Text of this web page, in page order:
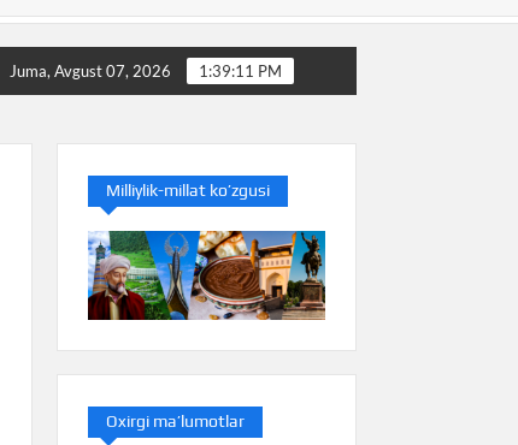
Baliq nimani anglatishini bilasizmi
Juma, Avgust 07, 2026 1:39:12 PM
Milliylik-millat ko’zgusi
Oxirgi ma’lumotlar